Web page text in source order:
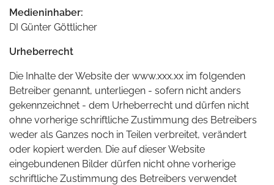
Medieninhaber:
DI Günter Göttlicher
Urheberrecht
Die Inhalte der Website der www.xxx.xx im folgenden
Betreiber genannt, unterliegen - sofern nicht anders
gekennzeichnet - dem Urheberrecht und dürfen nicht
ohne vorherige schriftliche Zustimmung des Betreibers
weder als Ganzes noch in Teilen verbreitet, verändert
oder kopiert werden. Die auf dieser Website
eingebundenen Bilder dürfen nicht ohne vorherige
schriftliche Zustimmung des Betreibers verwendet